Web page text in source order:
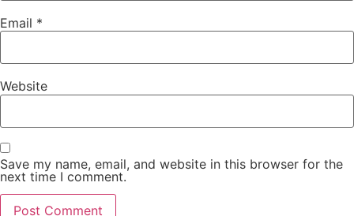
Email *
Website
Save my name, email, and website in this browser for the
next time I comment.